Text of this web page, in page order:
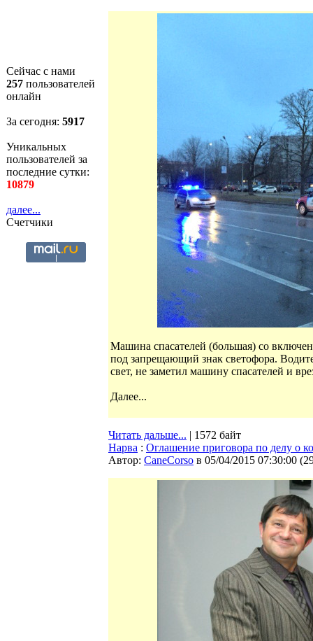
Сейчас с нами
257 пользователей
онлайн
За сегодня: 5918
Уникальных
пользователей за
последние сутки:
10879
далее...
Счетчики
Машина спасателей (большая) со
под запрещающий знак светофора.
свет, не заметил машину спасателей и
Далее...
Читать дальше... | 1572 байт
Нарва : Оглашение приговора по делу о
Автор: CaneCorso в 05/04/2015 07:30:00 (